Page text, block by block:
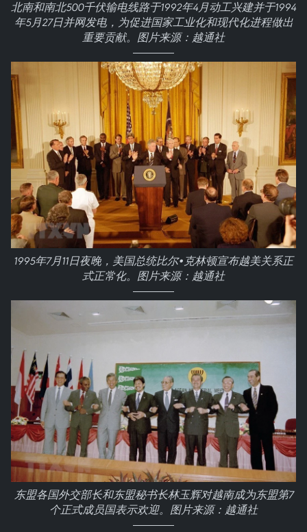
北南和南北500千伏输电线路于1992年4月动工兴建并于1994
年5月27日并网发电，为促进国家工业化和现代化进程做出
重要贡献。图片来源：越通社
1995年7月11日夜晚，美国总统比尔•克林顿宣布越美关系正
式正常化。图片来源：越通社
东盟各国外交部长和东盟秘书长林玉辉对越南成为东盟第7
个正式成员国表示欢迎。图片来源：越通社